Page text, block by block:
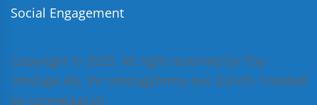
Social Engagement
Copyright © 2025. All right reserved by Top
Umzüge AG. Ihr Umzugsfirma aus Zürich. Created
by connectal.ch